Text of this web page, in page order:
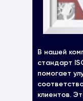
В нашей
стандарт
помогает
клиентов.